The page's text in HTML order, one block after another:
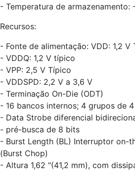
- Temperatura de armazenamento:
Recursos:
- Fonte de alimentação: VDD: 1,2 V
- VDDQ: 1,2 V típico
- VPP: 2,5 V Típico
- VDDSPD: 2,2 V a 3,6 V
- Terminação On-Die (ODT)
- 16 bancos internos; 4 grupos de
- Data Strobe diferencial
- pré-busca de 8 bits
- Burst Length (BL) Interruptor on-
(Burst Chop)
- Altura 1,62 "(41,2 mm), com